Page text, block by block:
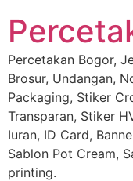
Percetakan Bogor,
Brosur, Undangan,
Packaging, Stiker
Transparan, Stiker
Iuran, ID Card,
Sablon Pot Cream,
printing.